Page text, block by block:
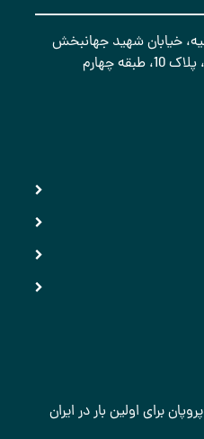
خیابان شهید جهانبخش
چهارم
برای اولین بار در ایران